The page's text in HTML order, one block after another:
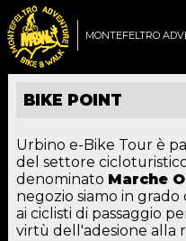
MONTEFELTRO
BIKE POINT
Urbino e-Bike Tour è
del settore
denominato Marche
negozio siamo in grado
ai ciclisti di passaggio
virtù dell'adesione alla